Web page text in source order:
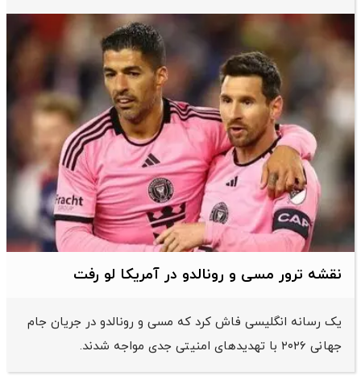
نقشه ترور مسی و رونالدو در آمریکا لو رفت
یک رسانه انگلیسی فاش کرد که مسی و رونالدو در جریان جام
جهانی ۲۰۲۶ با تهدیدهای امنیتی جدی مواجه شدند.